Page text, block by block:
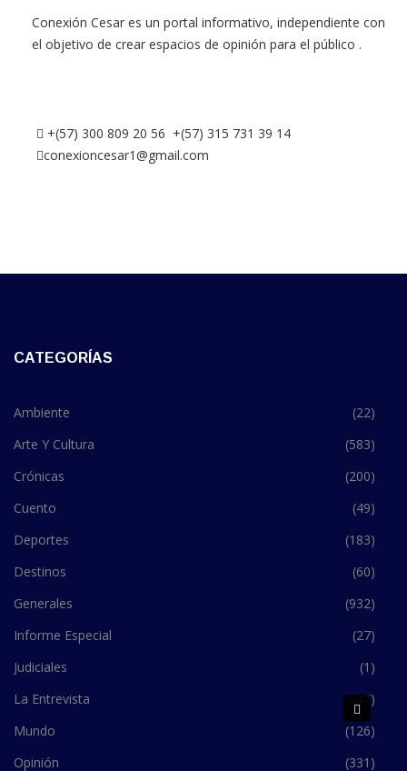
Conexión Cesar es un portal informativo, independiente con
el objetivo de crear espacios de opinión para el público .
+(57) 300 809 20 56 +(57) 315 731 39 14
conexioncesar1@gmail.com
CATEGORÍAS
Ambiente
(22)
Arte Y Cultura
(583)
Crónicas
(200)
Cuento
(49)
Deportes
(183)
Destinos
(60)
Generales
(932)
Informe Especial
(27)
Judiciales
(1)
La Entrevista
(7)
Mundo
(126)
Opinión
(331)